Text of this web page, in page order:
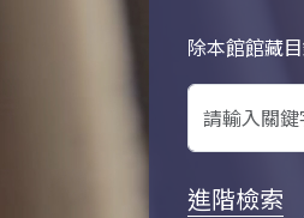
除本館館藏
關鍵字搜尋
進階檢索